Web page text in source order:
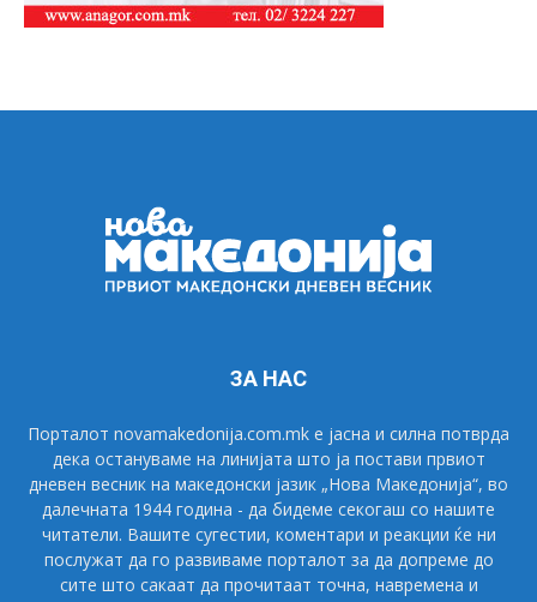
ЗА НАС
Порталот novamakedonija.com.mk е јасна и силна потврда
дека остануваме на линијата што ја постави првиот
дневен весник на македонски јазик „Нова Македонија“, во
далечната 1944 година - да бидеме секогаш со нашите
читатели. Вашите сугестии, коментари и реакции ќе ни
послужат да го развиваме порталот за да допреме до
сите што сакаат да прочитаат точна, навремена и